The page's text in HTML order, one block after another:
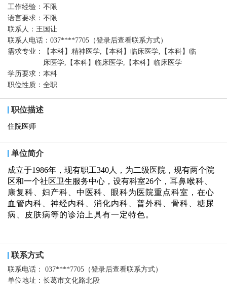
工作经验： 不限
语言要求： 不限
联系人： 王国让
联系人电话： 037****7705（登录后查看联系方式）
需求专业：
【本科】精神医学,【本科】临床医学,【本科】临
床医学,【本科】临床医学,【本科】临床医学
学历要求： 本科
职位性质： 全职
职位描述
住院医师
单位简介
成立于1986年，现有职工340人，为二级医院，现有两个院
区和一个社区卫生服务中心，设有科室26个， 耳鼻喉科、
康复科、妇产科、中医科、眼科为医院重点科室，在心
血管内科、神经内科、消化内科、普外科、骨科、糖尿
病、皮肤病等的诊治上具有一定特色。
联系方式
联系电话：
037****7705（登录后查看联系方式）
单位地址： 长葛市文化路北段